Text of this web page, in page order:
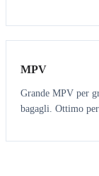
7 7
MPV
Grande MPV per
bagagli. Ottimo